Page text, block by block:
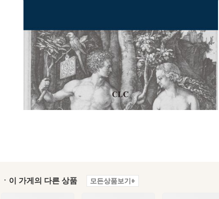
ㆍ이 가게의 다른 상품 모든상품보기+